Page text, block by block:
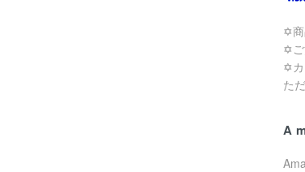
✡商
✡ご
✡カ
た